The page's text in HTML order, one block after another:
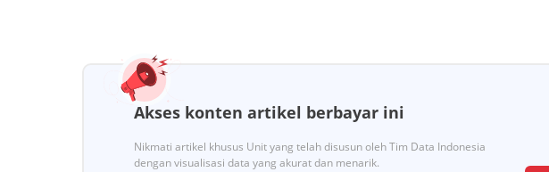
Akses konten artikel berbayar ini
Nikmati artikel khusus Unit yang telah disusun oleh Tim Data Indonesia
dengan visualisasi data yang akurat dan menarik.